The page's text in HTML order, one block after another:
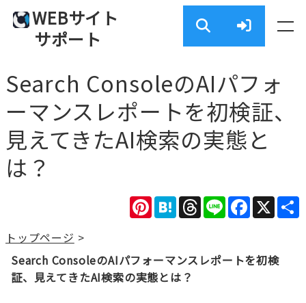
WEBサイト
サポート
Search ConsoleのAIパフォ
ーマンスレポートを初検証、
見えてきたAI検索の実態と
は？
X
Facebook
Line
Threads
Hatena
Pinterest
トップページ >
Search ConsoleのAIパフォーマンスレポートを初検
証、見えてきたAI検索の実態とは？